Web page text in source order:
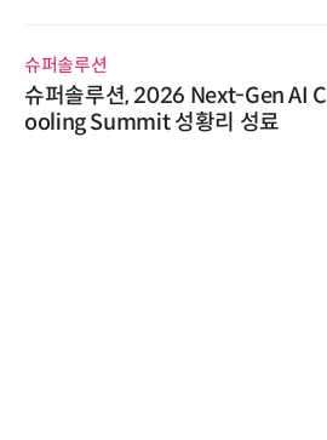
슈퍼솔루션
슈퍼솔루션, 2026 Next-Gen AI C
ooling Summit 성황리 성료